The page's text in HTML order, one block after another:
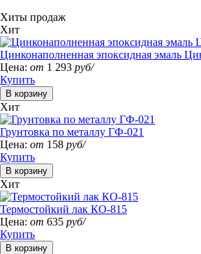
Хиты продаж
Хит
Цинконаполненная эпоксидная эмаль
Цена: от 1 293 руб/
Купить
Хит
Грунтовка по металлу ГФ-021
Цена: от 158 руб/
Купить
Хит
Термостойкий лак КО-815
Цена: от 635 руб/
Купить